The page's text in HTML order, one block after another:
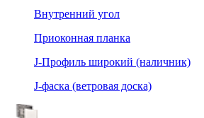
Внутренний угол
Приоконная планка
J-Профиль широкий (наличник)
J-фаска (ветровая доска)